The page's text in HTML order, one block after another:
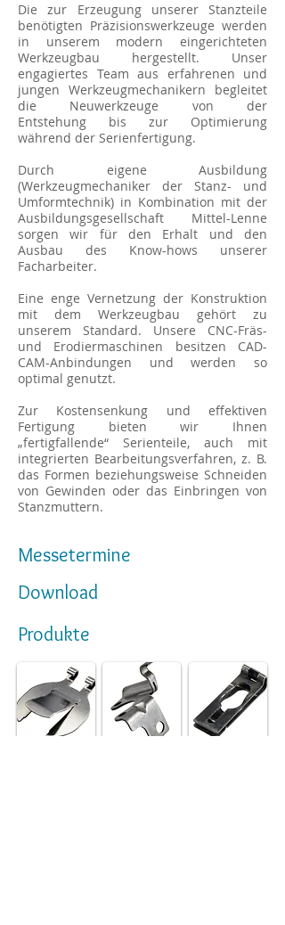
Die zur Erzeugung unserer Stanzteile
benötigten Präzisionswerkzeuge werden
in unserem modern eingerichteten
Werkzeugbau hergestellt. Unser
engagiertes Team aus erfahrenen und
jungen Werkzeugmechanikern begleitet
die Neuwerkzeuge von der
Entstehung bis zur Optimierung
während der Serienfertigung.
Durch eigene Ausbildung
(Werkzeugmechaniker der Stanz- und
Umformtechnik) in Kombination mit der
Ausbildungsgesellschaft Mittel-Lenne
sorgen wir für den Erhalt und den
Ausbau des Know-hows unserer
Facharbeiter.
Eine enge Vernetzung der Konstruktion
mit dem Werkzeugbau gehört zu
unserem Standard. Unsere CNC-Fräs-
und Erodiermaschinen besitzen CAD-
CAM-Anbindungen und werden so
optimal genutzt.
Zur Kostensenkung und effektiven
Fertigung bieten wir Ihnen
„fertigfallende“ Serienteile, auch mit
integrierten Bearbeitungsverfahren, z. B.
das Formen beziehungsweise Schneiden
von Gewinden oder das Einbringen von
Stanzmuttern.
Messetermine
Download
Produkte